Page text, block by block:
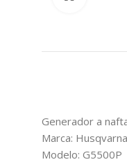
Generador a
Marca: Husqvarna
Modelo: G5500P